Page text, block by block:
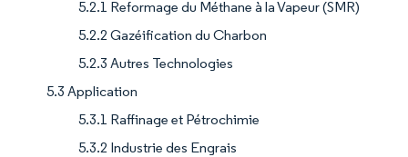
5.2.1 Reformage du Méthane à la Vapeur (SMR)
5.2.2 Gazéification du Charbon
5.2.3 Autres Technologies
5.3 Application
5.3.1 Raffinage et Pétrochimie
5.3.2 Industrie des Engrais